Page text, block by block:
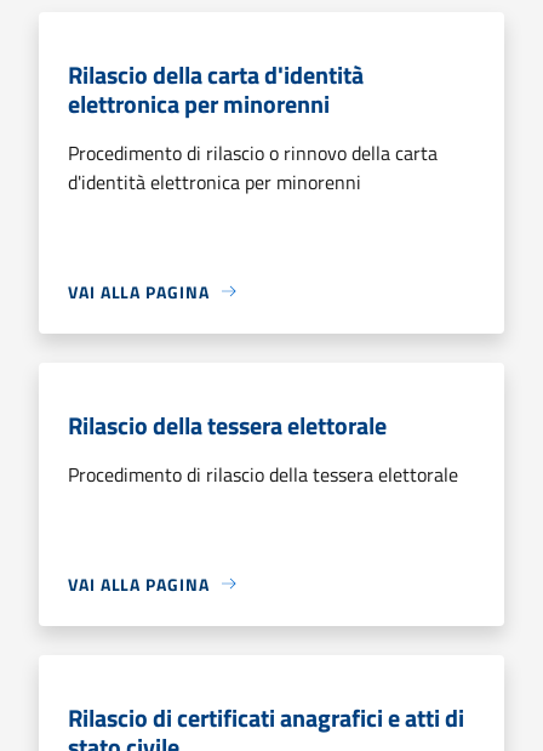
Rilascio della carta d'identità
elettronica per minorenni
Procedimento di rilascio o rinnovo della carta
d'identità elettronica per minorenni
VAI ALLA PAGINA
Rilascio della tessera elettorale
Procedimento di rilascio della tessera elettorale
VAI ALLA PAGINA
Rilascio di certificati anagrafici e atti di